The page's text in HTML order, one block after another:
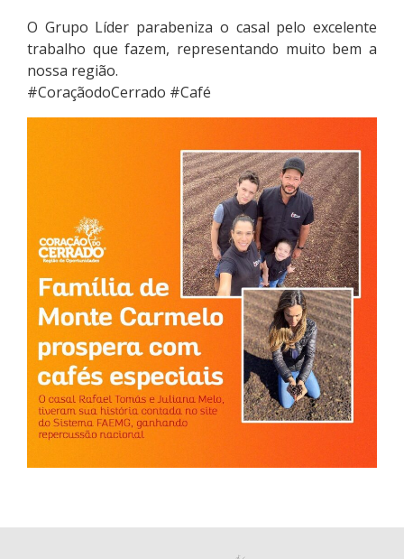
O Grupo Líder parabeniza o casal pelo excelente
trabalho que fazem, representando muito bem a
nossa região.
#CoraçãodoCerrado #Café